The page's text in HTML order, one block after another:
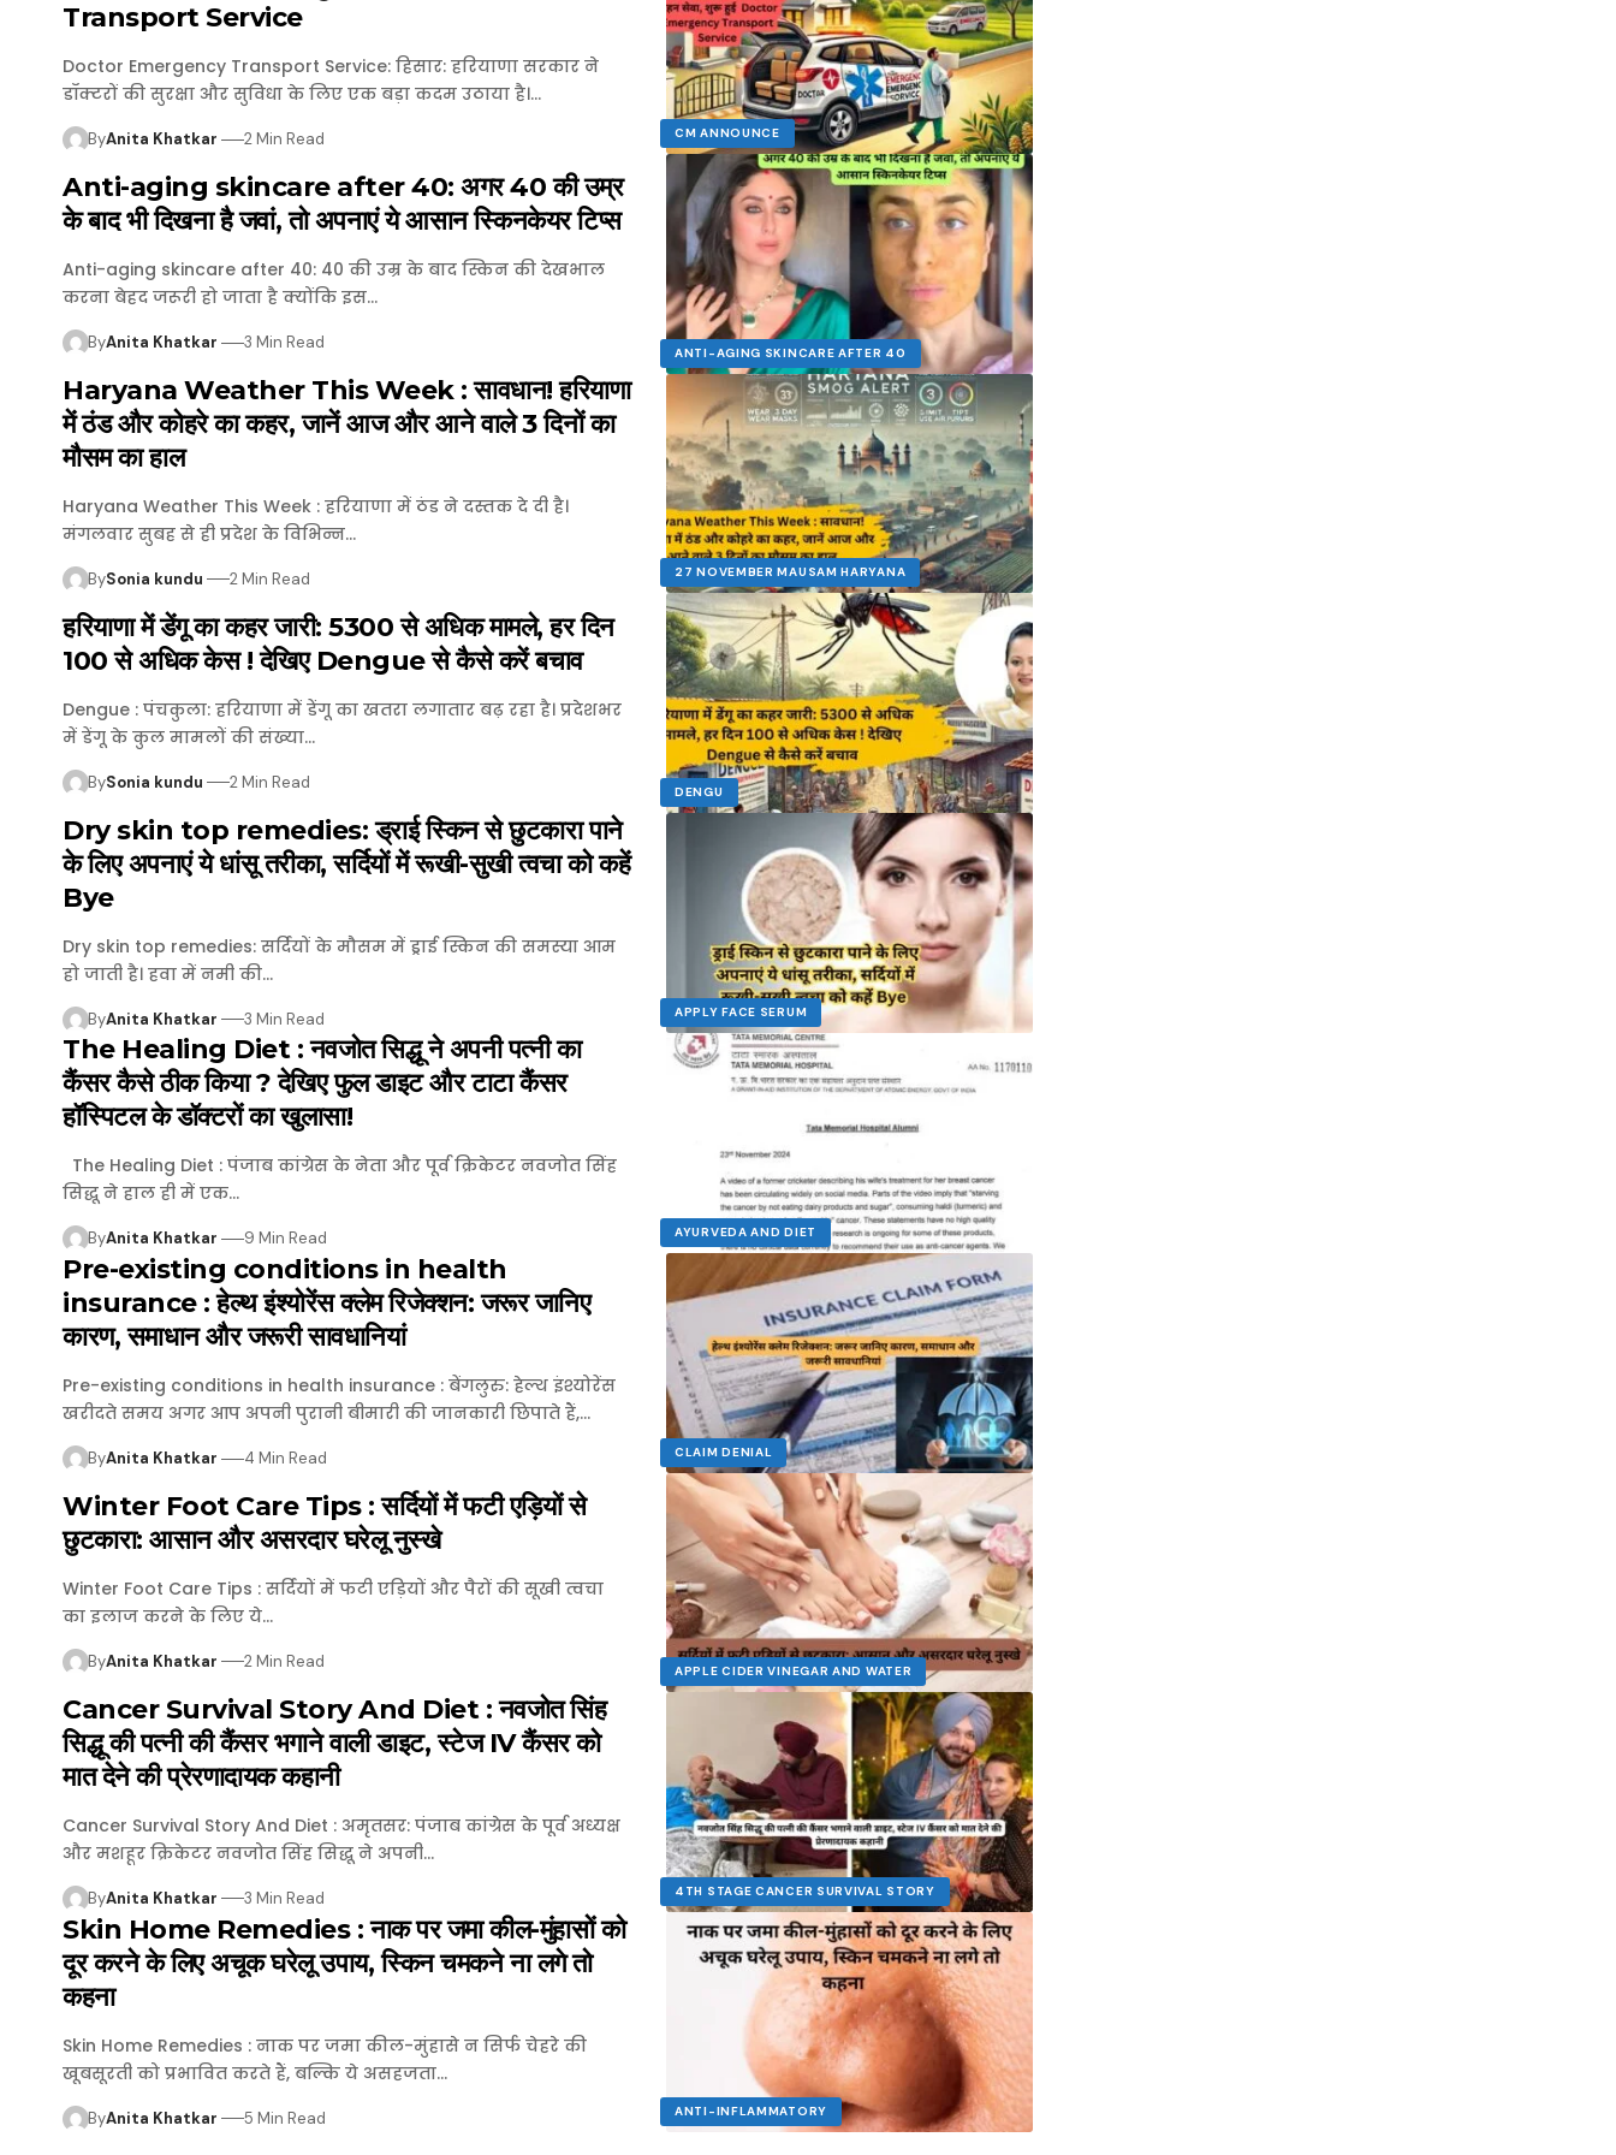
CM ANNOUNCE
Transport Service
Doctor Emergency Transport Service: हिसार: हरियाणा सरकार ने
डॉक्टरों की सुरक्षा और सुविधा के लिए एक बड़ा कदम उठाया है।…
ByAnita Khatkar 2 Min Read
ANTI-AGING SKINCARE AFTER 40
Anti-aging skincare after 40: अगर 40 की उम्र
के बाद भी दिखना है जवां, तो अपनाएं ये आसान स्किनकेयर टिप्स
Anti-aging skincare after 40: 40 की उम्र के बाद स्किन की देखभाल
करना बेहद जरूरी हो जाता है क्योंकि इस…
ByAnita Khatkar 3 Min Read
27 NOVEMBER MAUSAM HARYANA
Haryana Weather This Week : सावधान! हरियाणा
में ठंड और कोहरे का कहर, जानें आज और आने वाले 3 दिनों का
मौसम का हाल
Haryana Weather This Week : हरियाणा में ठंड ने दस्तक दे दी है।
मंगलवार सुबह से ही प्रदेश के विभिन्न…
BySonia kundu 2 Min Read
DENGU
हरियाणा में डेंगू का कहर जारी: 5300 से अधिक मामले, हर दिन
100 से अधिक केस ! देखिए Dengue से कैसे करें बचाव
Dengue : पंचकुला: हरियाणा में डेंगू का खतरा लगातार बढ़ रहा है। प्रदेशभर
में डेंगू के कुल मामलों की संख्या…
BySonia kundu 2 Min Read
APPLY FACE SERUM
Dry skin top remedies: ड्राई स्किन से छुटकारा पाने
के लिए अपनाएं ये धांसू तरीका, सर्दियों में रूखी-सुखी त्वचा को कहें
Bye
Dry skin top remedies: सर्दियों के मौसम में ड्राई स्किन की समस्या आम
हो जाती है। हवा में नमी की…
ByAnita Khatkar 3 Min Read
AYURVEDA AND DIET
The Healing Diet : नवजोत सिद्धू ने अपनी पत्नी का
कैंसर कैसे ठीक किया ? देखिए फुल डाइट और टाटा कैंसर
हॉस्पिटल के डॉक्टरों का खुलासा!
The Healing Diet : पंजाब कांग्रेस के नेता और पूर्व क्रिकेटर नवजोत सिंह
सिद्धू ने हाल ही में एक…
ByAnita Khatkar 9 Min Read
CLAIM DENIAL
Pre-existing conditions in health
insurance : हेल्थ इंश्योरेंस क्लेम रिजेक्शन: जरूर जानिए
कारण, समाधान और जरूरी सावधानियां
Pre-existing conditions in health insurance : बेंगलुरु: हेल्थ इंश्योरेंस
खरीदते समय अगर आप अपनी पुरानी बीमारी की जानकारी छिपाते हैं,…
ByAnita Khatkar 4 Min Read
APPLE CIDER VINEGAR AND WATER
Winter Foot Care Tips : सर्दियों में फटी एड़ियों से
छुटकारा: आसान और असरदार घरेलू नुस्खे
Winter Foot Care Tips : सर्दियों में फटी एड़ियों और पैरों की सूखी त्वचा
का इलाज करने के लिए ये…
ByAnita Khatkar 2 Min Read
4TH STAGE CANCER SURVIVAL STORY
Cancer Survival Story And Diet : नवजोत सिंह
सिद्धू की पत्नी की कैंसर भगाने वाली डाइट, स्टेज IV कैंसर को
मात देने की प्रेरणादायक कहानी
Cancer Survival Story And Diet : अमृतसर: पंजाब कांग्रेस के पूर्व अध्यक्ष
और मशहूर क्रिकेटर नवजोत सिंह सिद्धू ने अपनी…
ByAnita Khatkar 3 Min Read
ANTI-INFLAMMATORY
Skin Home Remedies : नाक पर जमा कील-मुंहासों को
दूर करने के लिए अचूक घरेलू उपाय, स्किन चमकने ना लगे तो
कहना
Skin Home Remedies : नाक पर जमा कील-मुंहासे न सिर्फ चेहरे की
खूबसूरती को प्रभावित करते हैं, बल्कि ये असहजता…
ByAnita Khatkar 5 Min Read